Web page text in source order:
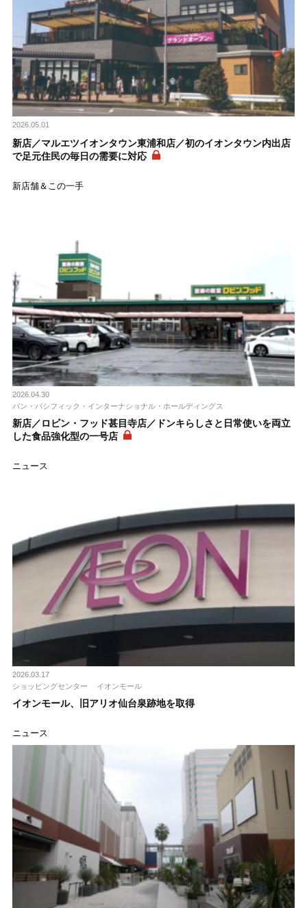
2026.05.01
新店／マルエツイオンタウン東浦和店／初のイオンタウン内出店
で足元住民の毎日の需要に対応
新店舗＆この一手
2026.04.30
パン・パシフィック・インターナショナル・ホールディングス
新店／ロビン・フッド甚目寺店／ドンキらしさと日常使いを両立
した食品強化型の一号店
ニュース
2026.03.17
ショッピングセンター
イオンモール
イオンモール、旧アリオ仙台泉跡地を取得
ニュース